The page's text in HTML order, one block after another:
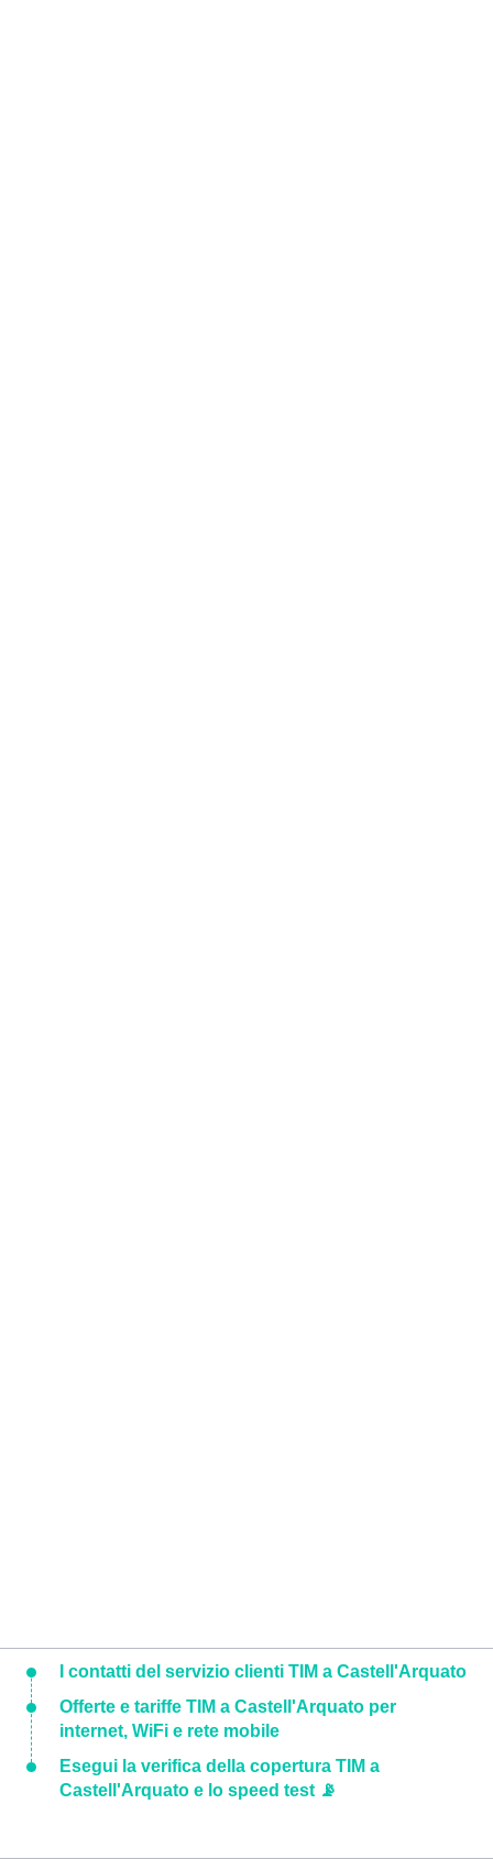
I contatti del servizio clienti TIM a Castell'Arquato
Offerte e tariffe TIM a Castell'Arquato per
internet, WiFi e rete mobile
Esegui la verifica della copertura TIM a
Castell'Arquato e lo speed test 📡